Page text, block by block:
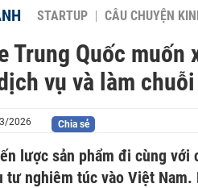
STARTUP CÂU CHUYỆN
Trung Quốc muốn
vụ và làm
2026 Chia sẻ
lược sản phẩm đi cùng với
tư nghiêm túc vào Việt Nam.